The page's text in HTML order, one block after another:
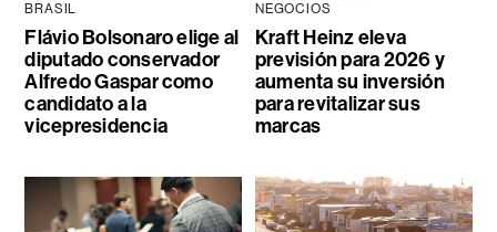
BRASIL
Flávio Bolsonaro elige al
diputado conservador
Alfredo Gaspar como
candidato a la
vicepresidencia
NEGOCIOS
Kraft Heinz eleva
previsión para 2026 y
aumenta su inversión
para revitalizar sus
marcas